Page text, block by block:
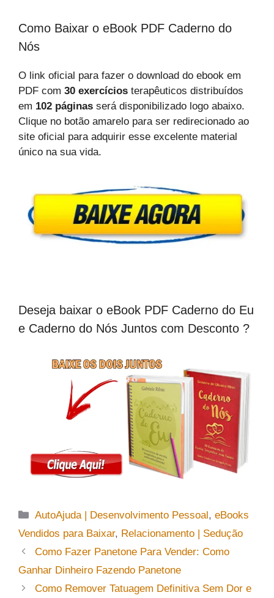
Como Baixar o eBook PDF Caderno do
Nós
O link oficial para fazer o download do ebook em
PDF com 30 exercícios terapêuticos distribuídos
em 102 páginas será disponibilizado logo abaixo.
Clique no botão amarelo para ser redirecionado ao
site oficial para adquirir esse excelente material
único na sua vida.
Deseja baixar o eBook PDF Caderno do Eu
e Caderno do Nós Juntos com Desconto ?
Categorias
AutoAjuda | Desenvolvimento Pessoal,eBooks
Vendidos para Baixar, Relacionamento | Sedução
Como Fazer Panetone Para Vender: Como
Ganhar Dinheiro Fazendo Panetone
Como Remover Tatuagem Definitiva Sem Dor e